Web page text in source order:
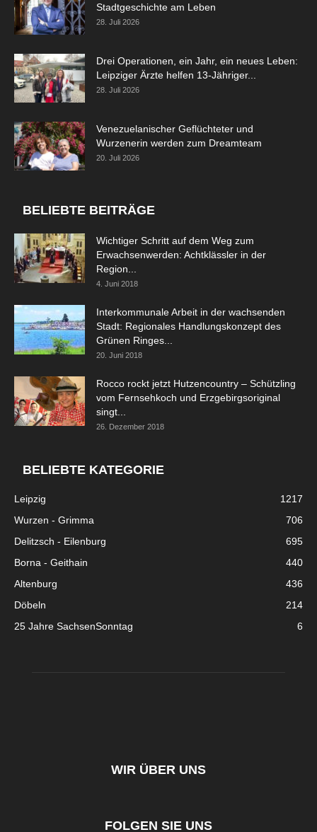
Stadtgeschichte am Leben
28. Juli 2026
Drei Operationen, ein Jahr, ein neues Leben:
Leipziger Ärzte helfen 13-Jähriger...
28. Juli 2026
Venezuelanischer Geflüchteter und
Wurzenerin werden zum Dreamteam
20. Juli 2026
BELIEBTE BEITRÄGE
Wichtiger Schritt auf dem Weg zum
Erwachsenwerden: Achtklässler in der
Region...
4. Juni 2018
Interkommunale Arbeit in der wachsenden
Stadt: Regionales Handlungskonzept des
Grünen Ringes...
20. Juni 2018
Rocco rockt jetzt Hutzencountry – Schützling
vom Fernsehkoch und Erzgebirgsoriginal
singt...
26. Dezember 2018
BELIEBTE KATEGORIE
Leipzig
1217
Wurzen - Grimma
706
Delitzsch - Eilenburg
695
Borna - Geithain
440
Altenburg
436
Döbeln
214
25 Jahre SachsenSonntag
6
WIR ÜBER UNS
FOLGEN SIE UNS